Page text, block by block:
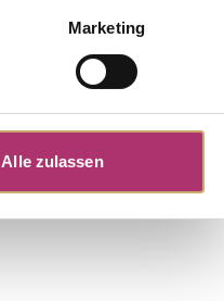
Marketing
Alle zulassen